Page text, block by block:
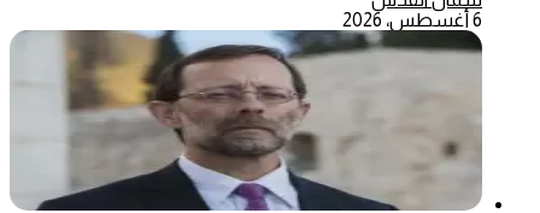
6 أغسطس، 2026